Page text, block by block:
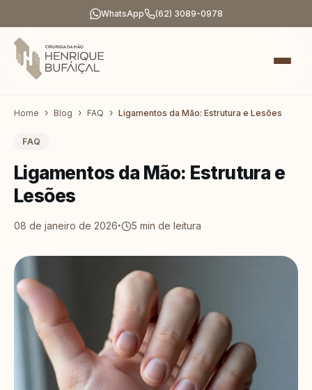
WhatsApp (62) 3089-0978
Home Blog FAQ Ligamentos da Mão: Estrutura e Lesões
FAQ
Ligamentos da Mão: Estrutura e
Lesões
08 de janeiro de 2026· 5 min de leitura